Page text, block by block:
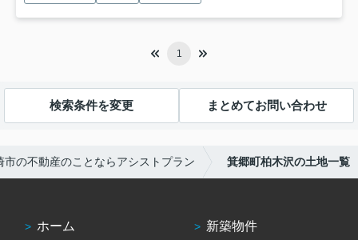
1
検索条件を変更 まとめてお問い合わせ
市の不動産のことならアシストプラン 箕郷町柏木沢の土地一覧
ホーム
新築物件